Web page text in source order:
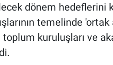
dönem hedeflerini
temelinde
kuruluşları ve